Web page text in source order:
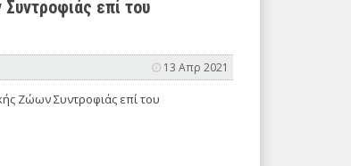
επί του
13 Απρ 2021
Ζώων Συντροφιάς επί του